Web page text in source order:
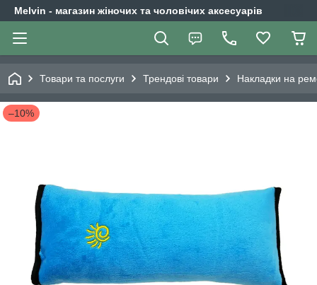
Melvin - магазин жіночих та чоловічих аксесуарів
Товари та послуги Трендові товари Накладки на
–10%